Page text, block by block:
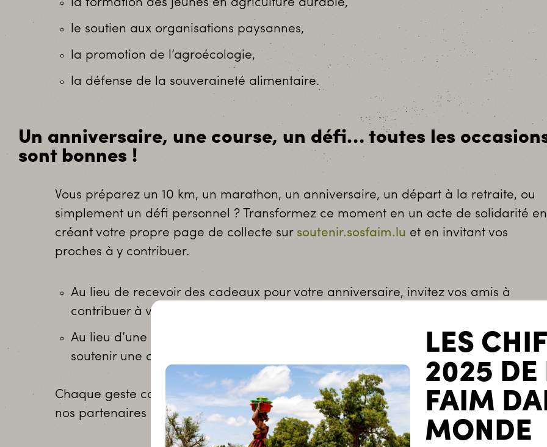
la formation des jeunes en agriculture durable,
le soutien aux organisations paysannes,
la promotion de l’agroécologie,
la défense de la souveraineté alimentaire.
Un anniversaire, une course, un défi… toutes les
sont bonnes !
Vous préparez un 10 km, un marathon, un anniversaire, un départ à la retraite, ou
simplement un défi personnel ? Transformez ce moment en un acte de solidarité en
créant votre propre page de collecte sur soutenir.sosfaim.lu et en invitant vos
proches à y contribuer.
Au lieu de recevoir des cadeaux pour votre anniversaire, invitez vos amis à
contribuer à votre collecte.
Au lieu d’une enveloppe pour un départ à la retraite, proposez à vos collègues
soutenir une cause qui vous tient à cœur.
Chaque geste compte, et ensemble, nous pouvons avoir un impact concret sur tous
nos partenaires en Afrique.
LES
2025 DE
FAIM
MONDE